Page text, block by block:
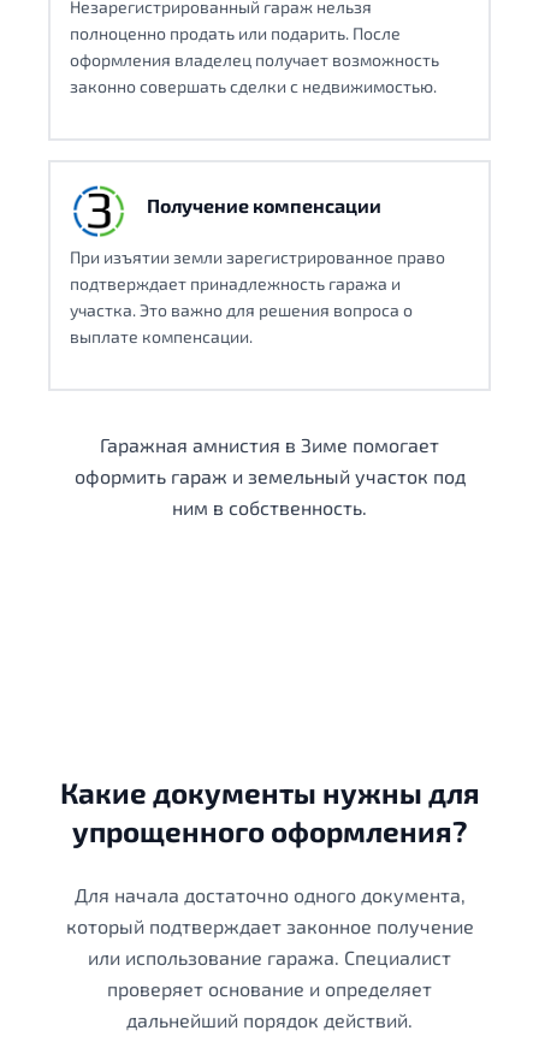
Незарегистрированный гараж нельзя
полноценно продать или подарить. После
оформления владелец получает возможность
законно совершать сделки с недвижимостью.
Получение компенсации
При изъятии земли зарегистрированное право
подтверждает принадлежность гаража и
участка. Это важно для решения вопроса о
выплате компенсации.
Гаражная амнистия в Зиме помогает
оформить гараж и земельный участок под
ним в собственность.
Какие документы нужны для
упрощенного оформления?
Для начала достаточно одного документа,
который подтверждает законное получение
или использование гаража. Специалист
проверяет основание и определяет
дальнейший порядок действий.